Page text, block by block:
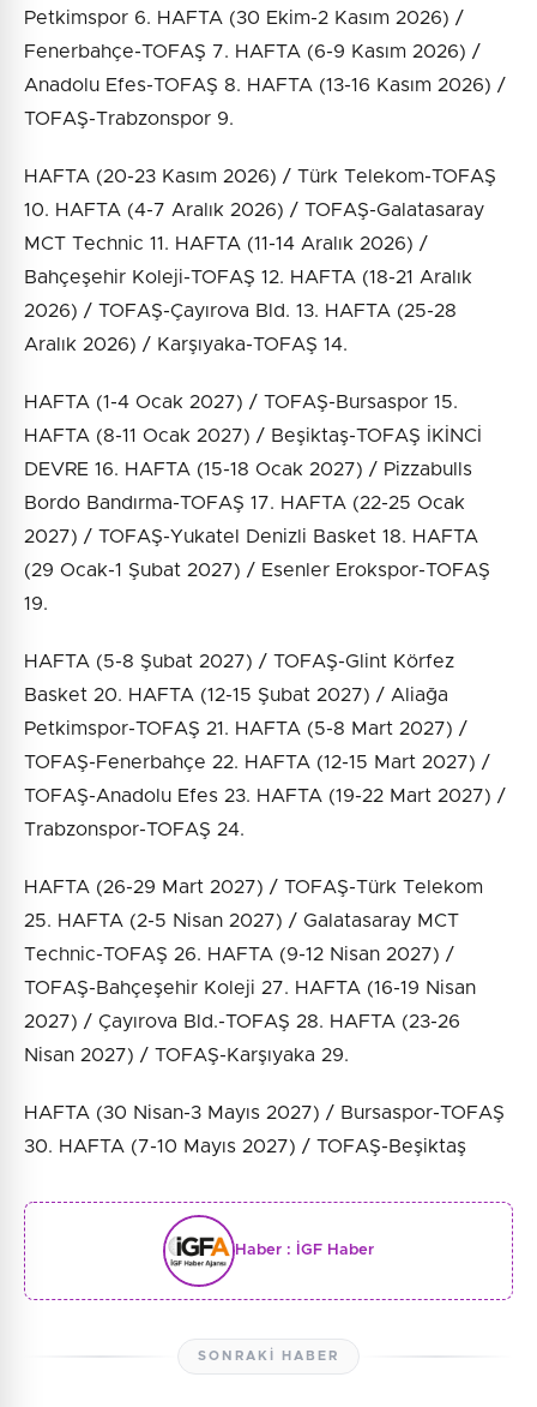
Petkimspor 6. HAFTA (30 Ekim-2 Kasım 2026) /
Fenerbahçe-TOFAŞ 7. HAFTA (6-9 Kasım 2026) /
Anadolu Efes-TOFAŞ 8. HAFTA (13-16 Kasım 2026) /
TOFAŞ-Trabzonspor 9.
HAFTA (20-23 Kasım 2026) / Türk Telekom-TOFAŞ
10. HAFTA (4-7 Aralık 2026) / TOFAŞ-Galatasaray
MCT Technic 11. HAFTA (11-14 Aralık 2026) /
Bahçeşehir Koleji-TOFAŞ 12. HAFTA (18-21 Aralık
2026) / TOFAŞ-Çayırova Bld. 13. HAFTA (25-28
Aralık 2026) / Karşıyaka-TOFAŞ 14.
HAFTA (1-4 Ocak 2027) / TOFAŞ-Bursaspor 15.
HAFTA (8-11 Ocak 2027) / Beşiktaş-TOFAŞ İKİNCİ
DEVRE 16. HAFTA (15-18 Ocak 2027) / Pizzabulls
Bordo Bandırma-TOFAŞ 17. HAFTA (22-25 Ocak
2027) / TOFAŞ-Yukatel Denizli Basket 18. HAFTA
(29 Ocak-1 Şubat 2027) / Esenler Erokspor-TOFAŞ
19.
HAFTA (5-8 Şubat 2027) / TOFAŞ-Glint Körfez
Basket 20. HAFTA (12-15 Şubat 2027) / Aliağa
Petkimspor-TOFAŞ 21. HAFTA (5-8 Mart 2027) /
TOFAŞ-Fenerbahçe 22. HAFTA (12-15 Mart 2027) /
TOFAŞ-Anadolu Efes 23. HAFTA (19-22 Mart 2027) /
Trabzonspor-TOFAŞ 24.
HAFTA (26-29 Mart 2027) / TOFAŞ-Türk Telekom
25. HAFTA (2-5 Nisan 2027) / Galatasaray MCT
Technic-TOFAŞ 26. HAFTA (9-12 Nisan 2027) /
TOFAŞ-Bahçeşehir Koleji 27. HAFTA (16-19 Nisan
2027) / Çayırova Bld.-TOFAŞ 28. HAFTA (23-26
Nisan 2027) / TOFAŞ-Karşıyaka 29.
HAFTA (30 Nisan-3 Mayıs 2027) / Bursaspor-TOFAŞ
30. HAFTA (7-10 Mayıs 2027) / TOFAŞ-Beşiktaş
Haber : İGF Haber
SONRAKI HABER